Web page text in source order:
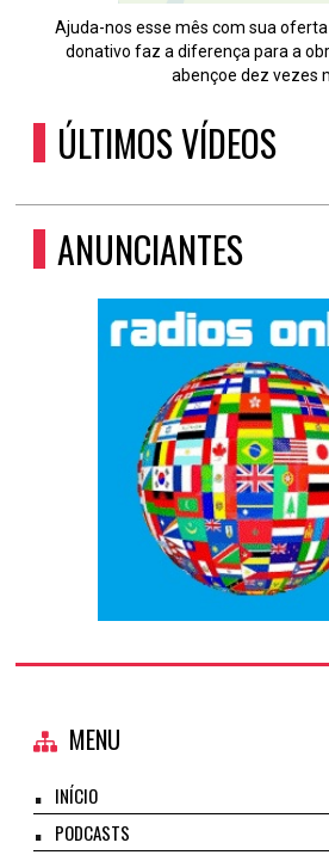
Ajuda-nos esse mês com sua oferta
donativo faz a diferença para a
abençoe dez vezes
ÚLTIMOS VÍDEOS
ANUNCIANTES
MENU
INÍCIO
PODCASTS